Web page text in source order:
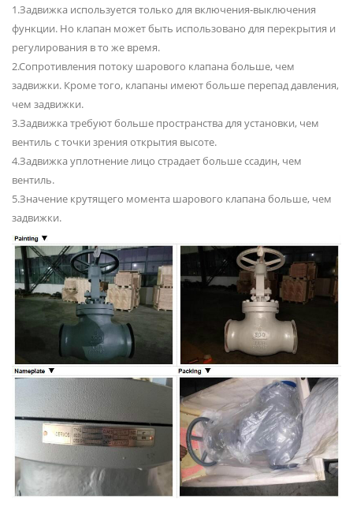
1.Задвижка используется только для включения-выключения
функции. Но клапан может быть использовано для перекрытия и
регулирования в то же время.
2.Сопротивления потоку шарового клапана больше, чем
задвижки. Кроме того, клапаны имеют больше перепад давления,
чем задвижки.
3.Задвижка требуют больше пространства для установки, чем
вентиль с точки зрения открытия высоте.
4.Задвижка уплотнение лицо страдает больше ссадин, чем
вентиль.
5.Значение крутящего момента шарового клапана больше, чем
задвижки.